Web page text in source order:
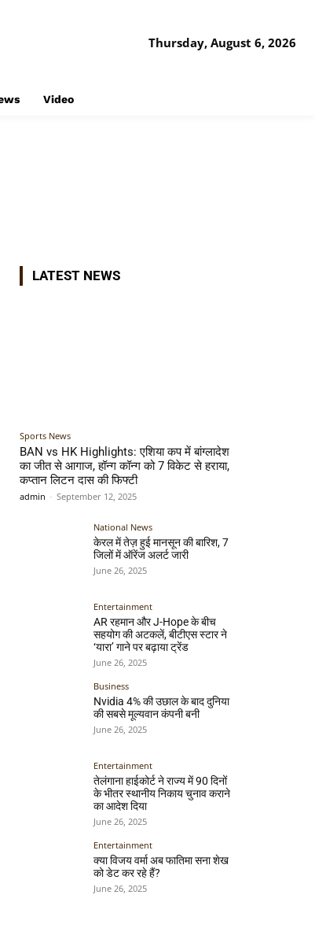
Thursday, August 6, 2026
Video
LATEST NEWS
Sports News
BAN vs HK Highlights: एशिया कप में बांग्लादेश
का जीत से आगाज, हॉन्ग कॉन्ग को 7 विकेट से हराया,
कप्तान लिटन दास की फिफ्टी
admin - September 12, 2025
National News
केरल में तेज़ हुई मानसून की बारिश, 7
जिलों में ऑरेंज अलर्ट जारी
June 26, 2025
Entertainment
AR रहमान और J-Hope के बीच
सहयोग की अटकलें, बीटीएस स्टार ने
‘यारा’ गाने पर बढ़ाया ट्रेंड
June 26, 2025
Business
Nvidia 4% की उछाल के बाद दुनिया
की सबसे मूल्यवान कंपनी बनी
June 26, 2025
Entertainment
तेलंगाना हाईकोर्ट ने राज्य में 90 दिनों
के भीतर स्थानीय निकाय चुनाव कराने
का आदेश दिया
June 26, 2025
Entertainment
क्या विजय वर्मा अब फातिमा सना शेख
को डेट कर रहे हैं?
June 26, 2025